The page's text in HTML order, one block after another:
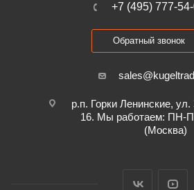
+7 (495) 777-
Обратный звонок
р.п. Горки Ленинские,
16. Мы работаем: ПН-
(Москва)